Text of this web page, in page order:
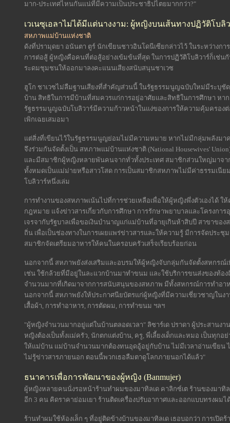
มาก-ประเทศไหนกันแน่ที่มีความเป็นประชาธิปไตยมากกว่า?"
เวเนซุเอลาไม่ได้มีแต่นางงาม: ผู้หญิงบนเส้นทางปฏิวัติโบลิ
สหภาพแม่บ้านแห่งชาติ
ดังที่ปรามุดยา อนันตา ตูร์ นักเขียนชาวอินโดนีเซียกล่าวไว้ ในระหว่าง
การต่อสู้ ผู้หญิงคือคนที่ต่อสู้อย่างเข้มข้นที่สุด ในการปฏิวัติโบลิวาร์ก็เช่
ระดมชุมชนให้ออกมาลงคะแนนเสียงสนับสนุนชาเวซ
ฮูโก ชาเวซไม่ลืมฐานเสียงที่สำคัญส่วนนี้ ในรัฐธรรมนูญฉบับใหม่มีระบุชั
บ้าน สิทธิในการมีบ้านที่สมควรแก่การอยู่อาศัยและสิทธิในการศึกษา หา
รัฐธรรมนูญฉบับโบลิวาร์มีความก้าวหน้าในแง่ของการให้ความคุ้มครอ
เพิกเฉยเสมอมา
แต่สิ่งที่เขียนไว้ในรัฐธรรมนูญย่อมไม่มีความหมาย หากไม่มีกลุ่มพลังมา
จึงร่วมกันจัดตั้งเป็น สหภาพแม่บ้านแห่งชาติ (National Housewives'
และมีสมาชิกผู้หญิงหลายพันคนจากทั่วทั้งประเทศ สมาชิกส่วนใหญ่มาจา
ทั้งหมดเป็นแม่ม่ายหรือสาวโสด การเป็นสมาชิกสหภาพไม่มีค่าธรรมเนี
โบลิวาร์หนึ่งเล่ม
การทำงานของสหภาพเน้นไปที่การช่วยเหลือเพื่อให้ผู้หญิงพึ่งตัวเองได้ ใ
กฎหมาย แจ้งข่าวสารเกี่ยวกับการศึกษา การรักษาพยาบาลและโครงกา
เจรจากับรัฐบาลเพื่อขอเงินบำนาญแก่แม่บ้านที่อายุเกินห้าสิบปี สาขาข
ถิ่น เพื่อเป็นช่องทางในการเผยแพร่ข่าวสารและให้ความรู้ มีการจัดประ
สมาชิกจัดเตรียมอาหารให้คนในครอบครัวเสร็จเรียบร้อยก่อน
นอกจากนี้ สหภาพยังส่งเสริมและอบรมให้ผู้หญิงจับกลุ่มกันจัดตั้งสหกรณ์
เช่น ใช้กล้วยที่มีอยู่ในละแวกบ้านมาทำขนม และใช้บริการขนส่งของท้อ
จำนวนมากที่เกิดมาจากการสนับสนุนของสหภาพ มีทั้งสหกรณ์การทำอา
นอกจากนี้ สหภาพยังให้ประกาศนียบัตรแก่ผู้หญิงที่มีความเชี่ยวชาญในง
เสื้อผ้า, การทำอาหาร, การตัดผม, การทำขนม ฯลฯ
"ผู้หญิงจำนวนมากอยู่แต่ในบ้านตลอดเวลา" ลิซาร์เด ปราดา ผู้ประสานง
หญิงต้องเป็นทั้งแม่ครัว, นักตกแต่งบ้าน, ครู, พี่เลี้ยงเด็กและหมอ เป็นทุกอ
ให้แม่บ้าน แม่บ้านจำนวนมากต้องทนอุดอู้อยู่กับบ้าน ไม่มีเวลาอ่านเขียน
ไม่รู้ข่าวสารภายนอก ตอนนี้พวกเธอลืมตาดูโลกภายนอกได้แล้ว"
ธนาคารเพื่อการพัฒนาของผู้หญิง (Banmujer)
ผู้หญิงหลายคนนั่งรอหน้าร้านทำผมของมาทิลเด คาลิกซ์เต ร้านของมาทิล
อีก 3 คน คิดราคาย่อมเยา ร้านติดเครื่องปรับอากาศและออกแบบทรงผม
ร้านทำผมใช้ห้องเล็ก ๆ ที่อยู่ติดข้างบ้านของมาทิลเด เธอบอกว่า การเปิด